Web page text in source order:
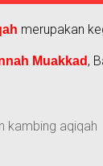
merupakan
Muakkad ,